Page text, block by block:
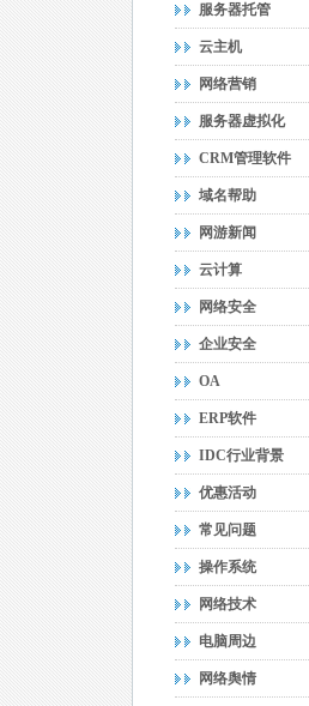
服务器托管
云主机
网络营销
服务器虚拟化
CRM管理软件
域名帮助
网游新闻
云计算
网络安全
企业安全
OA
ERP软件
IDC行业背景
优惠活动
常见问题
操作系统
网络技术
电脑周边
网络舆情